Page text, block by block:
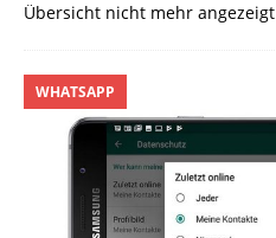
Übersicht nicht mehr angezeigt
WHATSAPP